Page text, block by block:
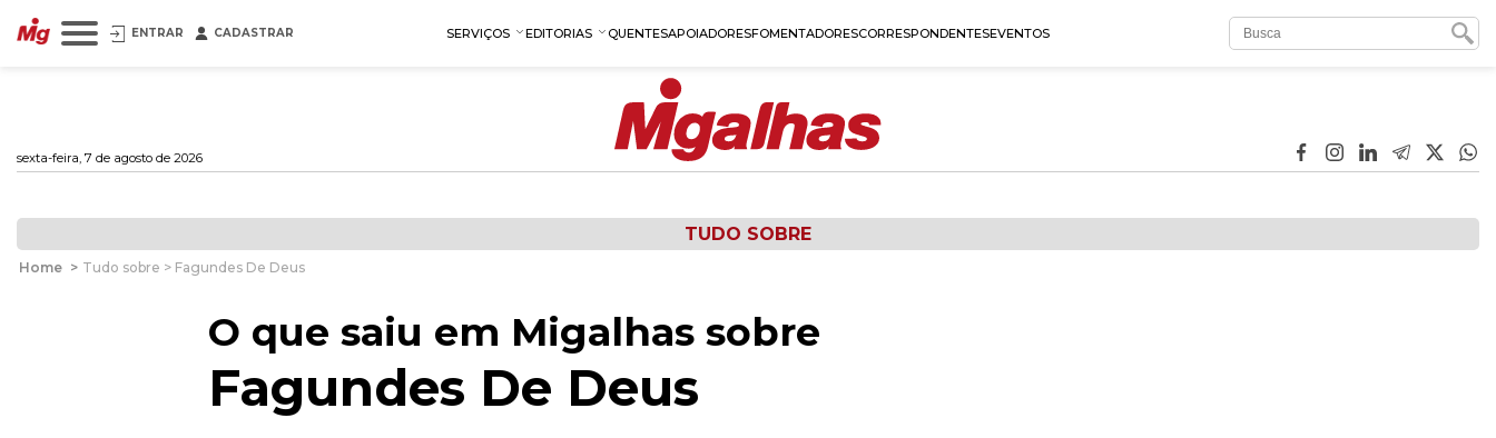
ENTRAR CADASTRAR SERVIÇOS EDITORIAS QUENTESAPOIADORESFOMENTADORESCORRESPONDENTESEVENTOS
sexta-feira, 7 de agosto de 2026
TUDO SOBRE
Home > Tudo sobre > Fagundes De Deus
O que saiu em Migalhas sobre
Fagundes De Deus